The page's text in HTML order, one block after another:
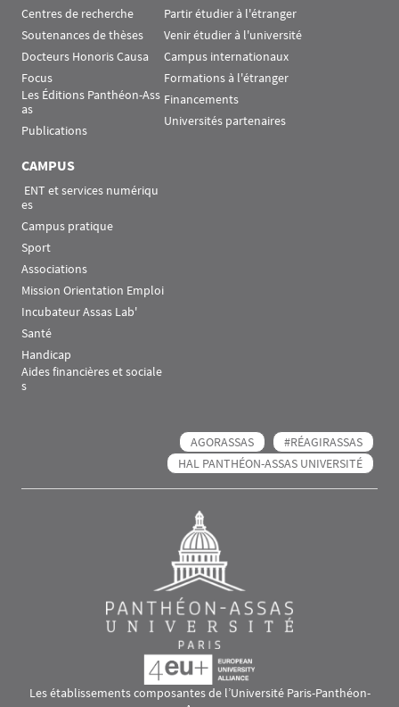
Centres de recherche
Soutenances de thèses
Docteurs Honoris Causa
Focus
Les Éditions Panthéon-Ass
as
Publications
Partir étudier à l'étranger
Venir étudier à l'université
Campus internationaux
Formations à l'étranger
Financements
Universités partenaires
CAMPUS
es
Campus pratique
Sport
Associations
Mission Orientation Emploi
Incubateur Assas Lab'
Santé
Handicap
Aides financières et sociale
s
AGORASSAS
#RÉAGIRASSAS
HAL PANTHÉON-ASSAS UNIVERSITÉ
Les établissements composantes de l’Université Paris-Panthéon-